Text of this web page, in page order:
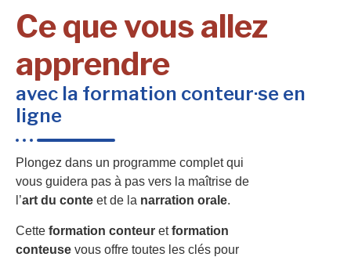
Ce que vous allez
apprendre
avec la formation conteur·se en
ligne
Plongez dans un programme complet qui
vous guidera pas à pas vers la maîtrise de
l’art du conte et de la narration orale.
Cette formation conteur etformation
conteuse vous offre toutes les clés pour